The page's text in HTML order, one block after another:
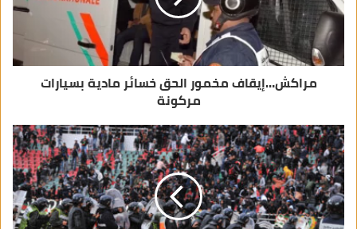
و
مراكش…إيقاف مخمور الحق خسائر مادية بسيارات
مركونة